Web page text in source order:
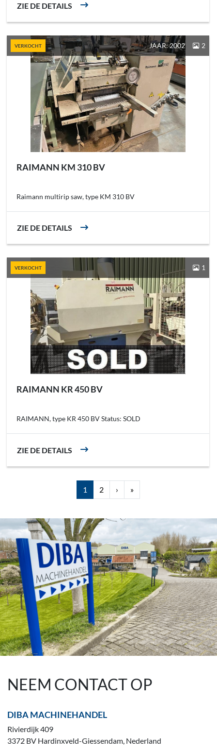
ZIE DE DETAILS
VERKOCHT JAAR: 2002 2
RAIMANN KM 310 BV
Raimann multirip saw, type KM 310 BV
ZIE DE DETAILS
VERKOCHT 1
RAIMANN KR 450 BV
RAIMANN, type KR 450 BV Status: SOLD
ZIE DE DETAILS
1 2 › »
NEEM CONTACT OP
DIBA MACHINEHANDEL
Rivierdijk 409
3372 BV Hardinxveld-Giessendam, Nederland